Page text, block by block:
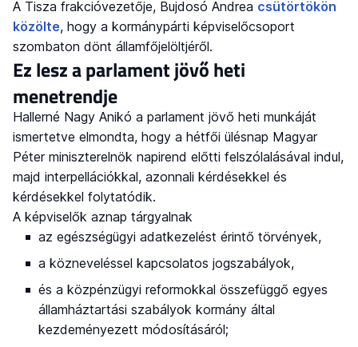
A Tisza frakcióvezetője, Bujdosó Andrea csütörtökön
közölte, hogy a kormánypárti képviselőcsoport
szombaton dönt államfőjelöltjéről.
Ez lesz a parlament jövő heti
menetrendje
Hallerné Nagy Anikó a parlament jövő heti munkáját
ismertetve elmondta, hogy a hétfői ülésnap Magyar
Péter miniszterelnök napirend előtti felszólalásával indul,
majd interpellációkkal, azonnali kérdésekkel és
kérdésekkel folytatódik.
A képviselők aznap tárgyalnak
az egészségügyi adatkezelést érintő törvények,
a közneveléssel kapcsolatos jogszabályok,
és a közpénzügyi reformokkal összefüggő egyes
államháztartási szabályok kormány által
kezdeményezett módosításáról;